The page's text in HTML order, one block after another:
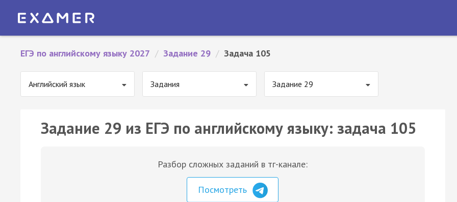
ЕГЭ по английскому языку 2027 / Задание 29 / Задача 105
Английский язык Задания Задание 29
Задание 29 из ЕГЭ по английскому языку: задача 105
Разбор сложных заданий в тг-канале:
Посмотреть